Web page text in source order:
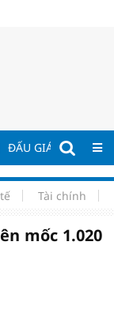
ĐẤU GIÁ - ĐẤU
Tài chính
mốc 1.020